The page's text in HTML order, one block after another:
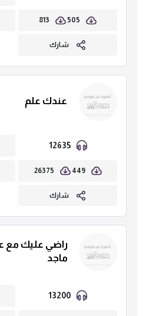
505
813
شارك
عندك علم
12635
449
26375
شارك
راضي عليك مع
ماجد